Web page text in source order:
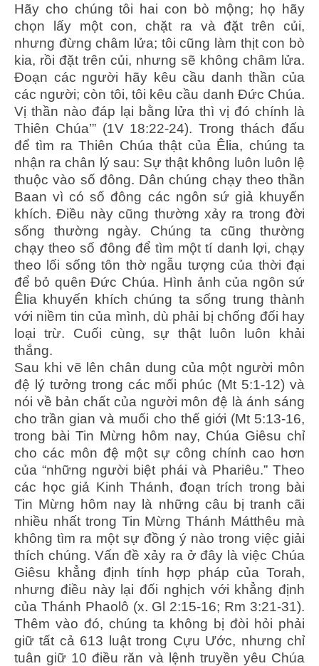
Hãy cho chúng tôi hai con bò mộng; họ hãy
chọn lấy một con, chặt ra và đặt trên củi,
nhưng đừng châm lửa; tôi cũng làm thịt con bò
kia, rồi đặt trên củi, nhưng sẽ không châm lửa.
Đoạn các người hãy kêu cầu danh thần của
các người; còn tôi, tôi kêu cầu danh Đức Chúa.
Vị thần nào đáp lại bằng lửa thì vị đó chính là
Thiên Chúa’” (1V 18:22-24). Trong thách đấu
để tìm ra Thiên Chúa thật của Êlia, chúng ta
nhận ra chân lý sau: Sự thật không luôn luôn lệ
thuộc vào số đông. Dân chúng chạy theo thần
Baan vì có số đông các ngôn sứ giả khuyến
khích. Điều này cũng thường xảy ra trong đời
sống thường ngày. Chúng ta cũng thường
chạy theo số đông để tìm một tí danh lợi, chạy
theo lối sống tôn thờ ngẫu tượng của thời đại
để bỏ quên Đức Chúa. Hình ảnh của ngôn sứ
Êlia khuyến khích chúng ta sống trung thành
với niềm tin của mình, dù phải bị chống đối hay
loại trừ. Cuối cùng, sự thật luôn luôn khải
thắng.
Sau khi vẽ lên chân dung của một người môn
đệ lý tưởng trong các mối phúc (Mt 5:1-12) và
nói về bản chất của người môn đệ là ánh sáng
cho trần gian và muối cho thế giới (Mt 5:13-16,
trong bài Tin Mừng hôm nay, Chúa Giêsu chỉ
cho các môn đệ một sự công chính cao hơn
của “những người biệt phái và Phariêu.” Theo
các học giả Kinh Thánh, đoạn trích trong bài
Tin Mừng hôm nay là những câu bị tranh cãi
nhiều nhất trong Tin Mừng Thánh Mátthêu mà
không tìm ra một sự đồng ý nào trong việc giải
thích chúng. Vấn đề xảy ra ở đây là việc Chúa
Giêsu khẳng định tính hợp pháp của Torah,
nhưng điều này lại đối nghịch với khẳng định
của Thánh Phaolô (x. Gl 2:15-16; Rm 3:21-31).
Thêm vào đó, chúng ta không bị đòi hỏi phải
giữ tất cả 613 luật trong Cựu Ước, nhưng chỉ
tuân giữ 10 điều răn và lệnh truyền yêu Chúa